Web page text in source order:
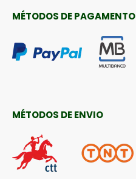
MÉTODOS DE PAGAMENTO
MÉTODOS DE ENVIO